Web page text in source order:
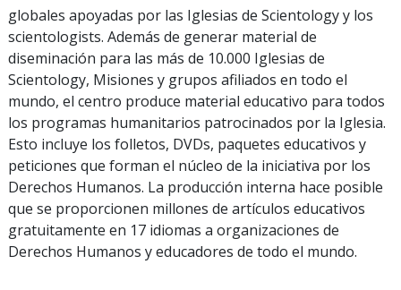
globales apoyadas por las Iglesias de Scientology y los
scientologists. Además de generar material de
diseminación para las más de 10.000 Iglesias de
Scientology, Misiones y grupos afiliados en todo el
mundo, el centro produce material educativo para todos
los programas humanitarios patrocinados por la Iglesia.
Esto incluye los folletos, DVDs, paquetes educativos y
peticiones que forman el núcleo de la iniciativa por los
Derechos Humanos. La producción interna hace posible
que se proporcionen millones de artículos educativos
gratuitamente en 17 idiomas a organizaciones de
Derechos Humanos y educadores de todo el mundo.